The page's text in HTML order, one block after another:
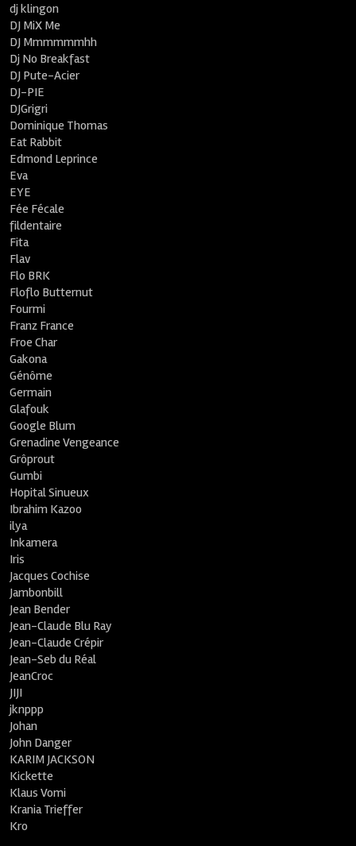
dj klingon
DJ MiX Me
DJ Mmmmmmhh
Dj No Breakfast
DJ Pute-Acier
DJ-PIE
DJGrigri
Dominique Thomas
Eat Rabbit
Edmond Leprince
Eva
EYE
Fée Fécale
fildentaire
Fita
Flav
Flo BRK
Floflo Butternut
Fourmi
Franz France
Froe Char
Gakona
Génôme
Germain
Glafouk
Google Blum
Grenadine Vengeance
Grôprout
Gumbi
Hopital Sinueux
Ibrahim Kazoo
ilya
Inkamera
Iris
Jacques Cochise
Jambonbill
Jean Bender
Jean-Claude Blu Ray
Jean-Claude Crépir
Jean-Seb du Réal
JeanCroc
JIJI
jknppp
Johan
John Danger
KARIM JACKSON
Kickette
Klaus Vomi
Krania Trieffer
Kro